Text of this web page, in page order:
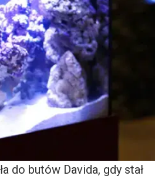
do butów Davida, gdy stał